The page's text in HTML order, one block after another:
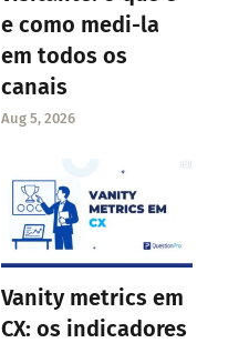
e como medi-la
em todos os
canais
Aug 5, 2026
Vanity metrics em
CX: os indicadores